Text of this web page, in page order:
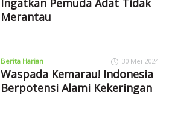
Ingatkan Pemuda Adat Tidak
Merantau
Berita Harian 30 Mei 2024
Waspada Kemarau! Indonesia
Berpotensi Alami Kekeringan